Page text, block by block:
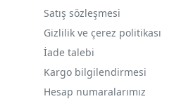
Satış sözleşmesi
Gizlilik ve çerez politikası
İade talebi
Kargo bilgilendirmesi
Hesap numaralarımız